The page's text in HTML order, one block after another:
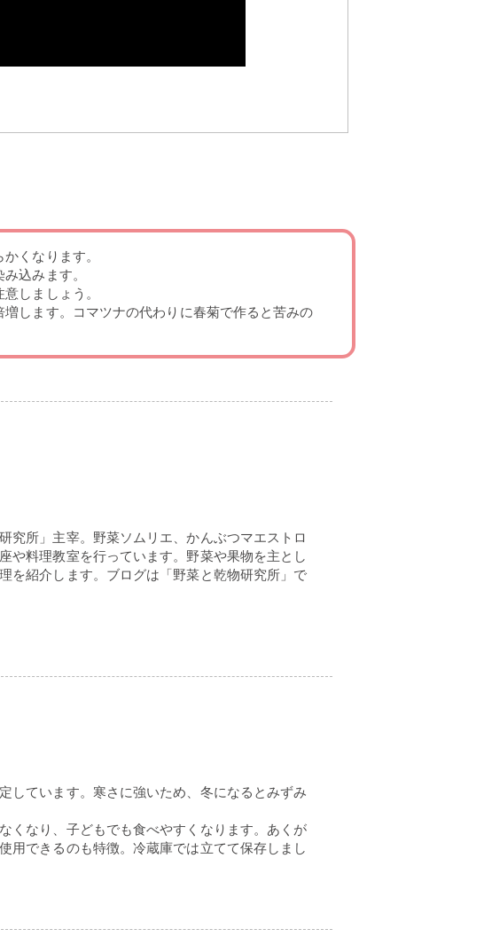
くなります。
込みます。
しましょう。
します。コマツナの代わりに春菊で作ると苦みの
究所」主宰。野菜ソムリエ、かんぶつマエストロ
や料理教室を行っています。野菜や果物を主とし
を紹介します。ブログは「野菜と乾物研究所」で
しています。寒さに強いため、冬になるとみずみ
くなり、子どもでも食べやすくなります。あくが
用できるのも特徴。冷蔵庫では立てて保存しまし